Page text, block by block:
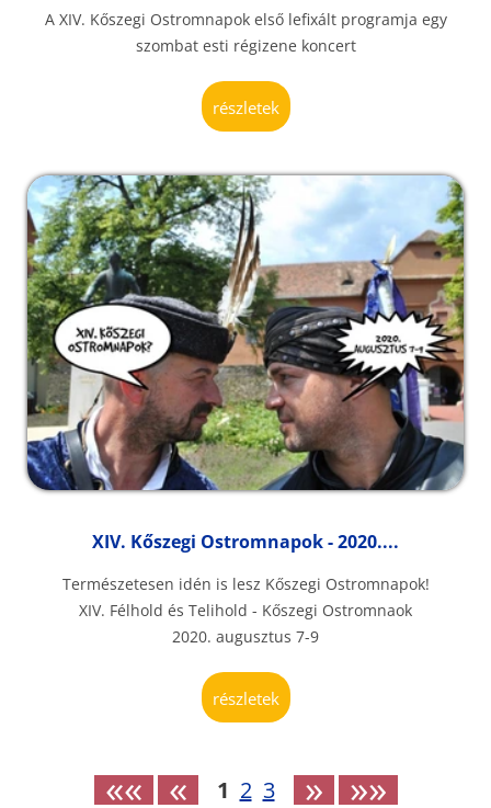
A XIV. Kőszegi Ostromnapok első lefixált programja egy
szombat esti régizene koncert
részletek
XIV. Kőszegi Ostromnapok - 2020....
Természetesen idén is lesz Kőszegi Ostromnapok!
XIV. Félhold és Telihold - Kőszegi Ostromnaok
2020. augusztus 7-9
részletek
«« « 1 2 3 » »»